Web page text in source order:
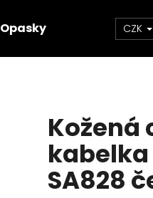
Opasky Doplňky
CZK
Kožená
SA828